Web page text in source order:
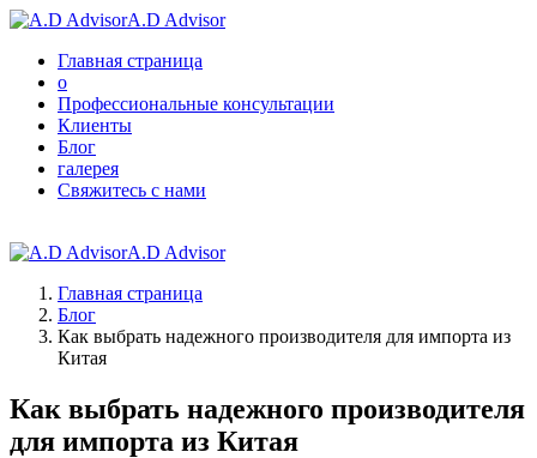
A.D Advisor
Главная страница
о
Профессиональные консультации
Клиенты
Блог
галерея
Свяжитесь с нами
A.D Advisor
Главная страница
Блог
Как выбрать надежного производителя для импорта из
Китая
Как выбрать надежного производителя
для импорта из Китая